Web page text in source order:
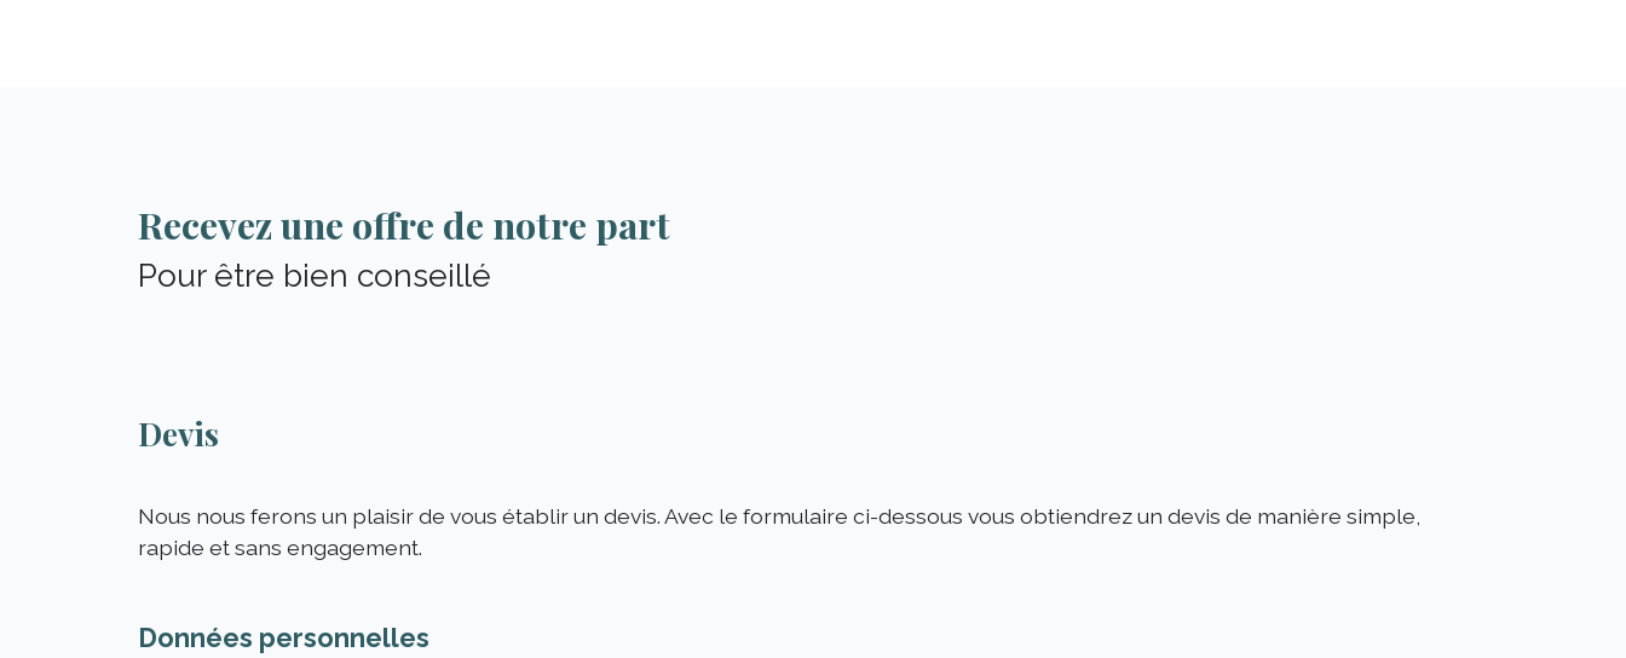
Recevez une offre de notre part
Pour être bien conseillé
Devis
Nous nous ferons un plaisir de vous établir un devis. Avec le formulaire ci-dessous vous obtiendrez un devis de manière simple,
rapide et sans engagement.
Données personnelles